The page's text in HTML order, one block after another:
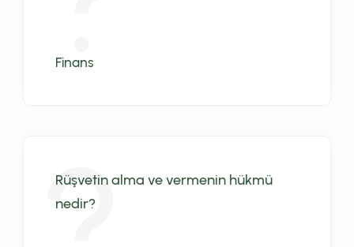
Finans
Rüşvetin alma ve vermenin hükmü
nedir?